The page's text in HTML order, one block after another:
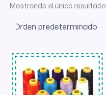
Mostrando el único resultado